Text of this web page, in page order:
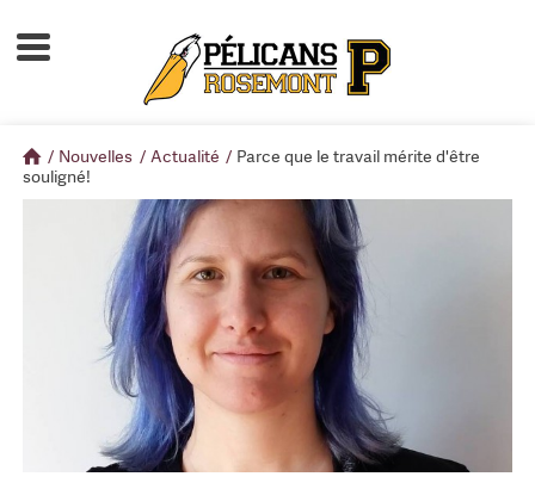
Accueil
Calendrier d'activités
Devenir membre
/ Nouvelles / Actualité / Parce que le travail mérite d'être
souligné!